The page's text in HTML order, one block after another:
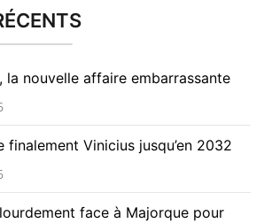
la nouvelle affaire embarrassante
finalement Vinicius jusqu’en 2032
lourdement face à Majorque pour